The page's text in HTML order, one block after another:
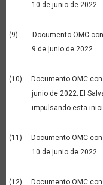
10 de junio de 2022.
(9) Documento OMC con
9 de junio de 2022.
(10) Documento OMC con
junio de 2022; El
impulsando esta
(11) Documento OMC con
10 de junio de 2022.
(12) Documento OMC con